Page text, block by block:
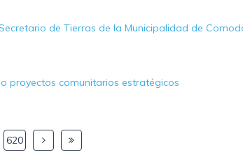
de Tierras de la Municipalidad de
proyectos comunitarios estratégicos
620